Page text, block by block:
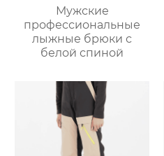
Мужские
профессиональные
лыжные брюки с
белой спиной